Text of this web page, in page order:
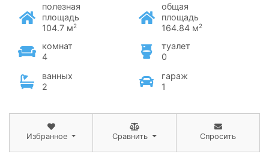
полезная
площадь
104.7 м2
общая
площадь
164.84 м2
комнат
4
туалет
0
ванных
2
гараж
1
Избранное Сравнить Спросить